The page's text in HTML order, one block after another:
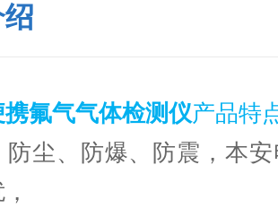
氟气气体检测仪产品特
尘、防爆、防震，本